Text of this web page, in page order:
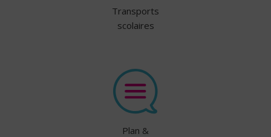
Transports
scolaires
Plan &